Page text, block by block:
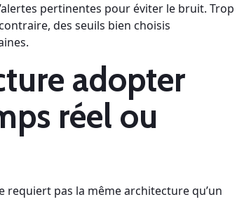
pertinentes pour éviter le bruit. Trop
des seuils bien choisis
adopter
réel ou
requiert pas la même architecture qu’un